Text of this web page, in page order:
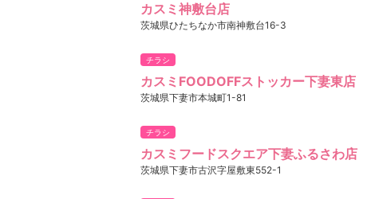
カスミ神敷台店
茨城県ひたちなか市南神敷台16-3
チラシ
カスミFOODOFFストッカー下妻東店
茨城県下妻市本城町1-81
チラシ
カスミフードスクエア下妻ふるさわ店
茨城県下妻市古沢字屋敷東552-1